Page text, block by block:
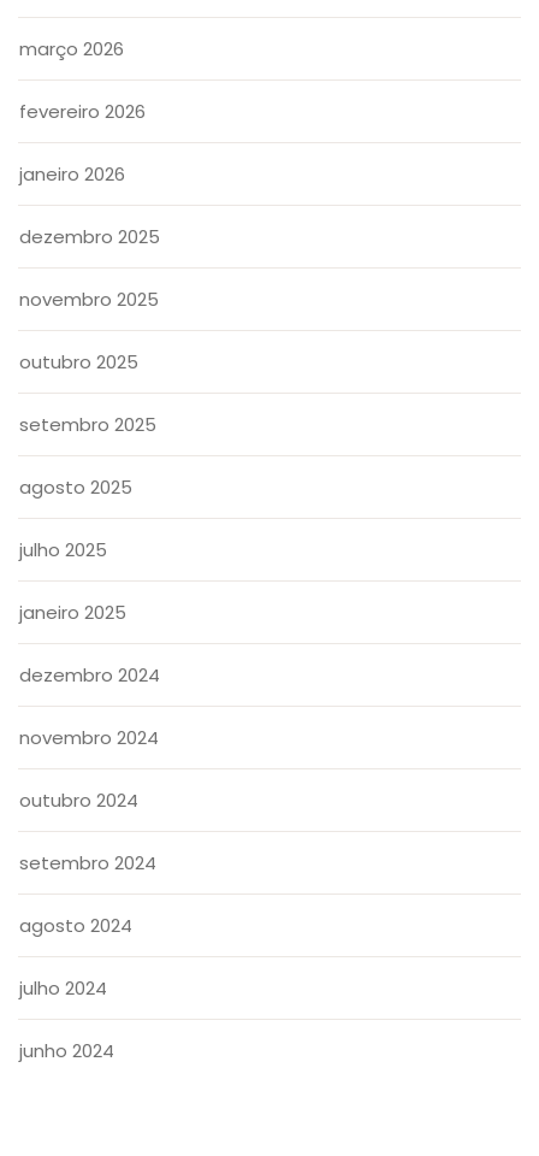
março 2026
fevereiro 2026
janeiro 2026
dezembro 2025
novembro 2025
outubro 2025
setembro 2025
agosto 2025
julho 2025
janeiro 2025
dezembro 2024
novembro 2024
outubro 2024
setembro 2024
agosto 2024
julho 2024
junho 2024